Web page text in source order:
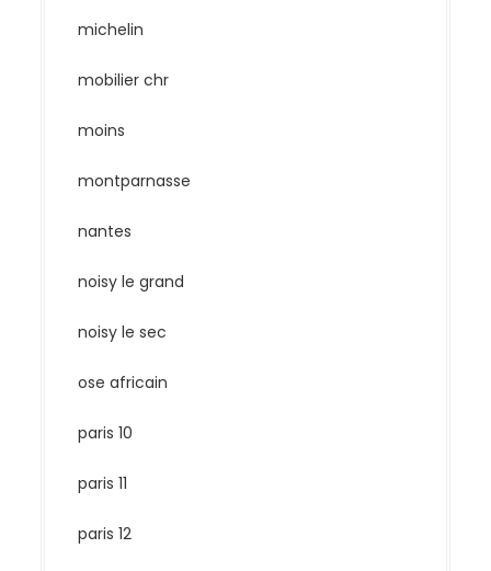
michelin
mobilier chr
moins
montparnasse
nantes
noisy le grand
noisy le sec
ose africain
paris 10
paris 11
paris 12